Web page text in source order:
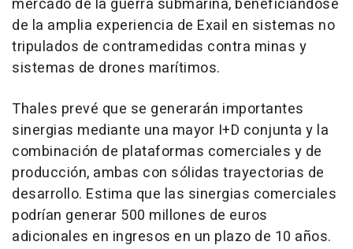
mercado de la guerra submarina, beneficiándose
de la amplia experiencia de Exail en sistemas no
tripulados de contramedidas contra minas y
sistemas de drones marítimos.
Thales prevé que se generarán importantes
sinergias mediante una mayor I+D conjunta y la
combinación de plataformas comerciales y de
producción, ambas con sólidas trayectorias de
desarrollo. Estima que las sinergias comerciales
podrían generar 500 millones de euros
adicionales en ingresos en un plazo de 10 años.